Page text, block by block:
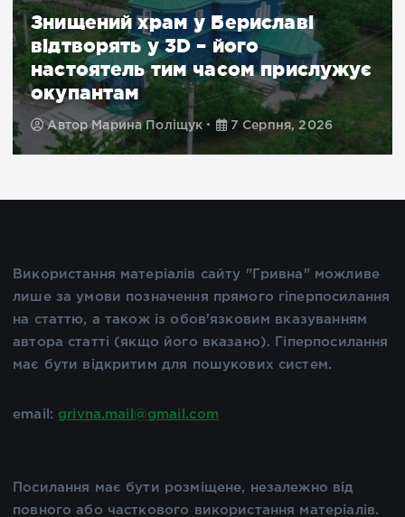
Знищений храм у Бериславі
відтворять у 3D – його
настоятель тим часом прислужує
окупантам
Автор Марина Поліщук 7 Серпня, 2026
Використання матеріалів сайту "Гривна" можливе
лише за умови позначення прямого гіперпосилання
на статтю, а також із обов'язковим вказуванням
автора статті (якщо його вказано). Гіперпосилання
має бути відкритим для пошукових систем.
email: grivna.mail@gmail.com
Посилання має бути розміщене, незалежно від
повного або часткового використання матеріалів.